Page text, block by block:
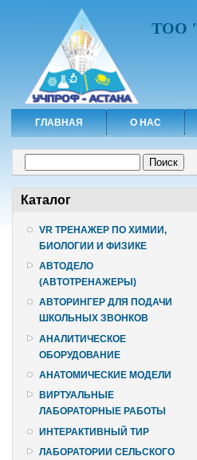
ТОО
ГЛАВНАЯ О НАС
Каталог
VR ТРЕНАЖЕР ПО ХИМИИ,
БИОЛОГИИ И ФИЗИКЕ
АВТОДЕЛО
(АВТОТРЕНАЖЕРЫ)
АВТОРИНГЕР ДЛЯ ПОДАЧИ
ШКОЛЬНЫХ ЗВОНКОВ
АНАЛИТИЧЕСКОЕ
ОБОРУДОВАНИЕ
АНАТОМИЧЕСКИЕ МОДЕЛИ
ВИРТУАЛЬНЫЕ
ЛАБОРАТОРНЫЕ РАБОТЫ
ИНТЕРАКТИВНЫЙ ТИР
ЛАБОРАТОРИИ СЕЛЬСКОГО